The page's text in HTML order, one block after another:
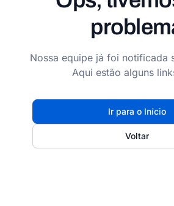
Nossa equipe já foi notificada
Aqui estão alguns
Ir para o Início
Voltar